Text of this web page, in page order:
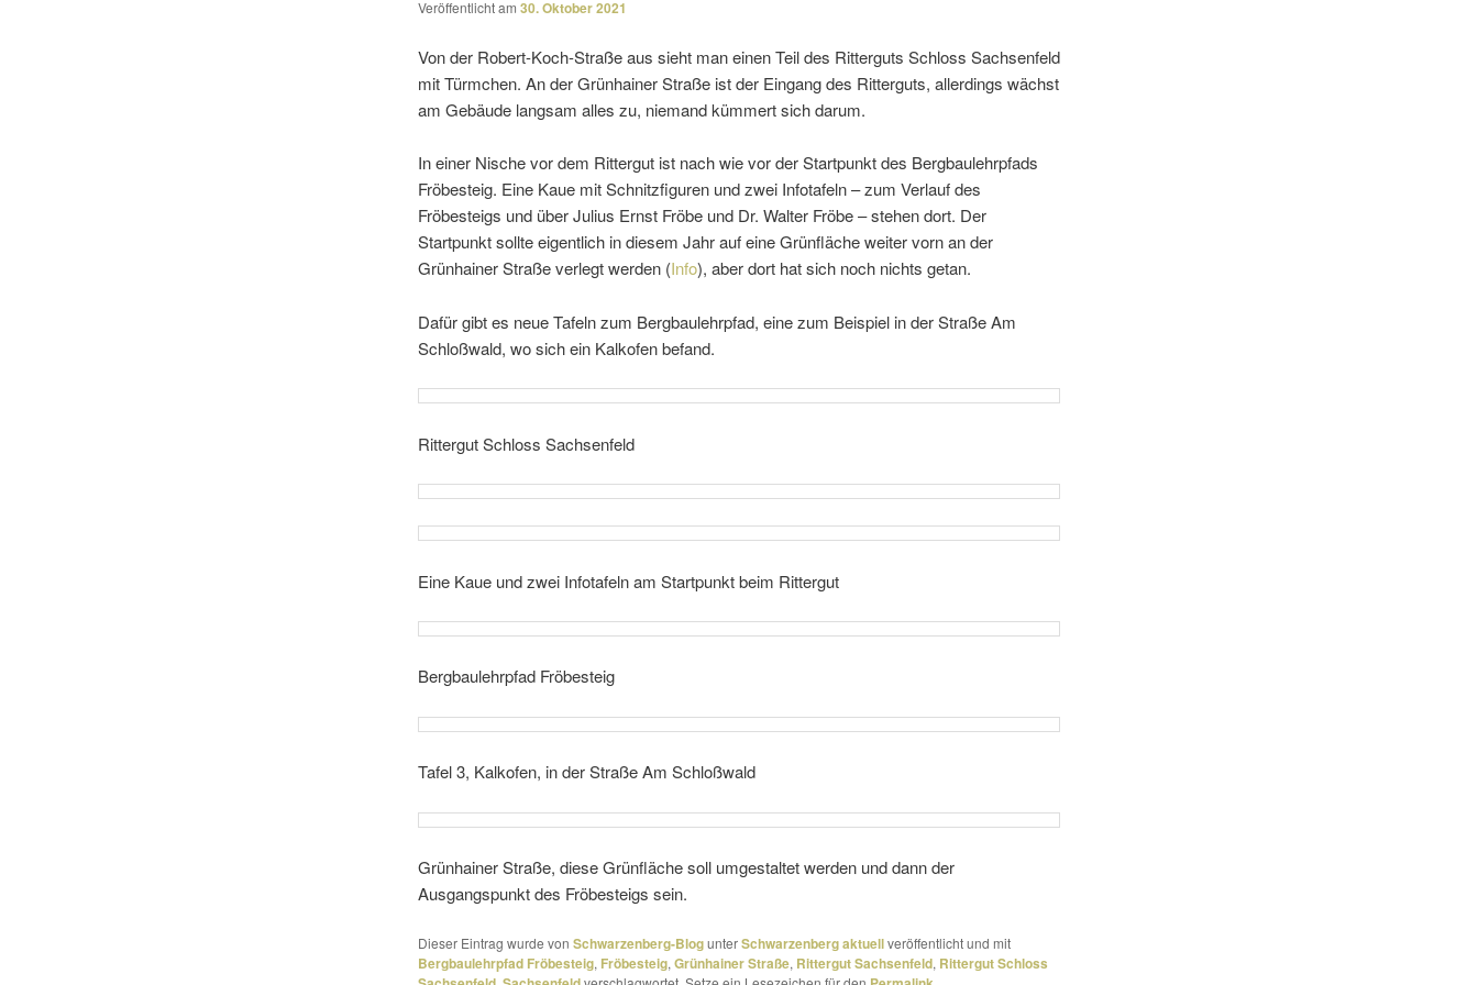
Veröffentlicht am 30. Oktober 2021
Von der Robert-Koch-Straße aus sieht man einen Teil des Ritterguts Schloss Sachsenfeld
mit Türmchen. An der Grünhainer Straße ist der Eingang des Ritterguts, aller­dings wächst
am Gebäude langsam alles zu, niemand kümmert sich darum.
In einer Nische vor dem Rittergut ist nach wie vor der Startpunkt des Bergbaulehrpfads
Fröbesteig. Eine Kaue mit Schnitzfiguren und zwei Infotafeln – zum Verlauf des
Fröbesteigs und über Julius Ernst Fröbe und Dr. Walter Fröbe – stehen dort. Der
Startpunkt sollte eigent­lich in diesem Jahr auf eine Grünfläche weiter vorn an der
Grünhainer Straße verlegt werden (Info), aber dort hat sich noch nichts getan.
Dafür gibt es neue Tafeln zum Bergbaulehrpfad, eine zum Beispiel in der Straße Am
Schloßwald, wo sich ein Kalkofen befand.
Rittergut Schloss Sachsenfeld
Eine Kaue und zwei Infotafeln am Startpunkt beim Rittergut
Bergbaulehrpfad Fröbesteig
Tafel 3, Kalkofen, in der Straße Am Schloßwald
Grünhainer Straße, diese Grünfläche soll umge­staltet werden und dann der
Ausgangspunkt des Fröbesteigs sein.
Dieser Eintrag wurde von Schwarzenberg-BlogunterSchwarzenberg aktuellveröffentlicht und mit
Bergbaulehrpfad Fröbesteig, Fröbesteig, Grünhainer Straße, Rittergut Sachsenfeld, Rittergut Schloss